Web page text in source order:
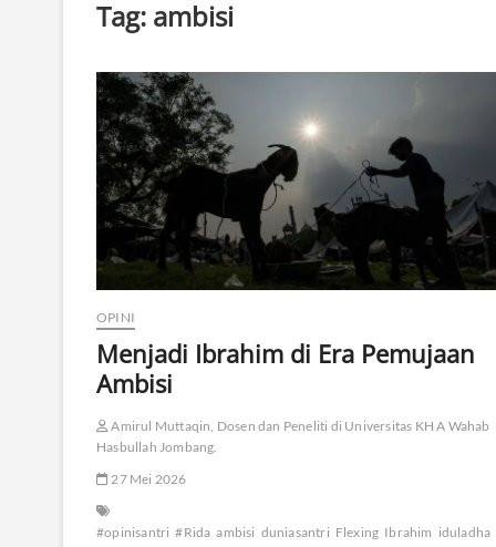
Tag: ambisi
OPINI
Menjadi Ibrahim di Era Pemujaan
Ambisi
Amirul Muttaqin, Dosen dan Peneliti di Universitas KH A Wahab
Hasbullah Jombang.
27 Mei 2026
#opinisantri #Rida ambisi duniasantri Flexing Ibrahim iduladha